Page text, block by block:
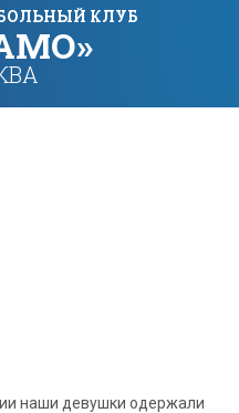
КЛУБ
наши девушки одержали